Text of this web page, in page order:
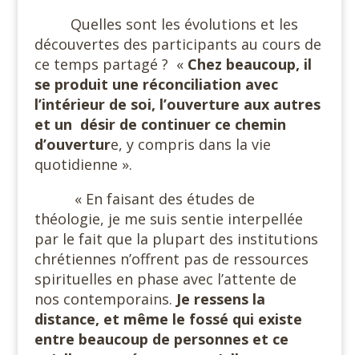
Quelles sont les évolutions et les
découvertes des participants au cours de
ce temps partagé ? « Chez beaucoup, il
se produit une réconciliation avec
l’intérieur de soi, l’ouverture aux autres
et un désir de continuer ce chemin
d’ouverture, y compris dans la vie
quotidienne ».
« En faisant des études de
théologie, je me suis sentie interpellée
par le fait que la plupart des institutions
chrétiennes n’offrent pas de ressources
spirituelles en phase avec l’attente de
nos contemporains. Je ressens la
distance, et même le fossé qui existe
entre beaucoup de personnes et ce